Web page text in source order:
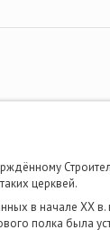
церквей.
в начале ХХ в.
полка была